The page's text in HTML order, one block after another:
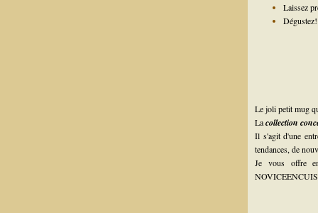
Laissez
Dégustez!
Le joli petit mug
Lacollection
Il s'agit d'une
tendances, de
Je vous offre